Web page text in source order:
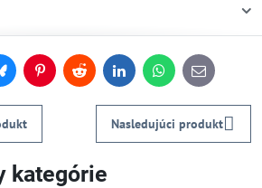
PinterestReddit LinkedInWhatsApp
E-
mail
Nasledujúci produkt
kategórie